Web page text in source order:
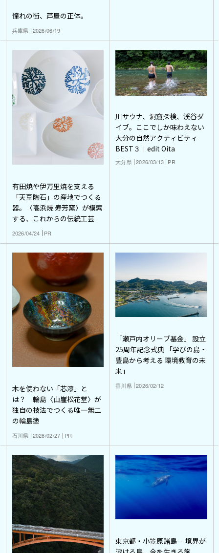
憧れの街、芦屋の正体。
兵庫県 2026/06/19
有田焼や伊万里焼を支える
「天草陶石」の産地でつくる
器。〈高浜焼 寿芳窯〉が模索
する、これからの伝統工芸
2026/04/24 PR
川サウナ、洞窟探検、渓谷ダ
イブ。ここでしか味わえない
大分の自然アクティビティ
BEST３｜edit Oita
大分県 2026/03/13 PR
木を使わない「芯漆」と
は？ 輪島〈山崖松花堂〉が
独自の技法でつくる唯一無二
の輪島塗
石川県 2026/02/27 PR
「瀬戸内オリーブ基金」 設立
25周年記念式典 「学びの島・
豊島から考える 環境教育の未
来」
香川県 2026/02/12
東京都・小笠原諸島― 境界が